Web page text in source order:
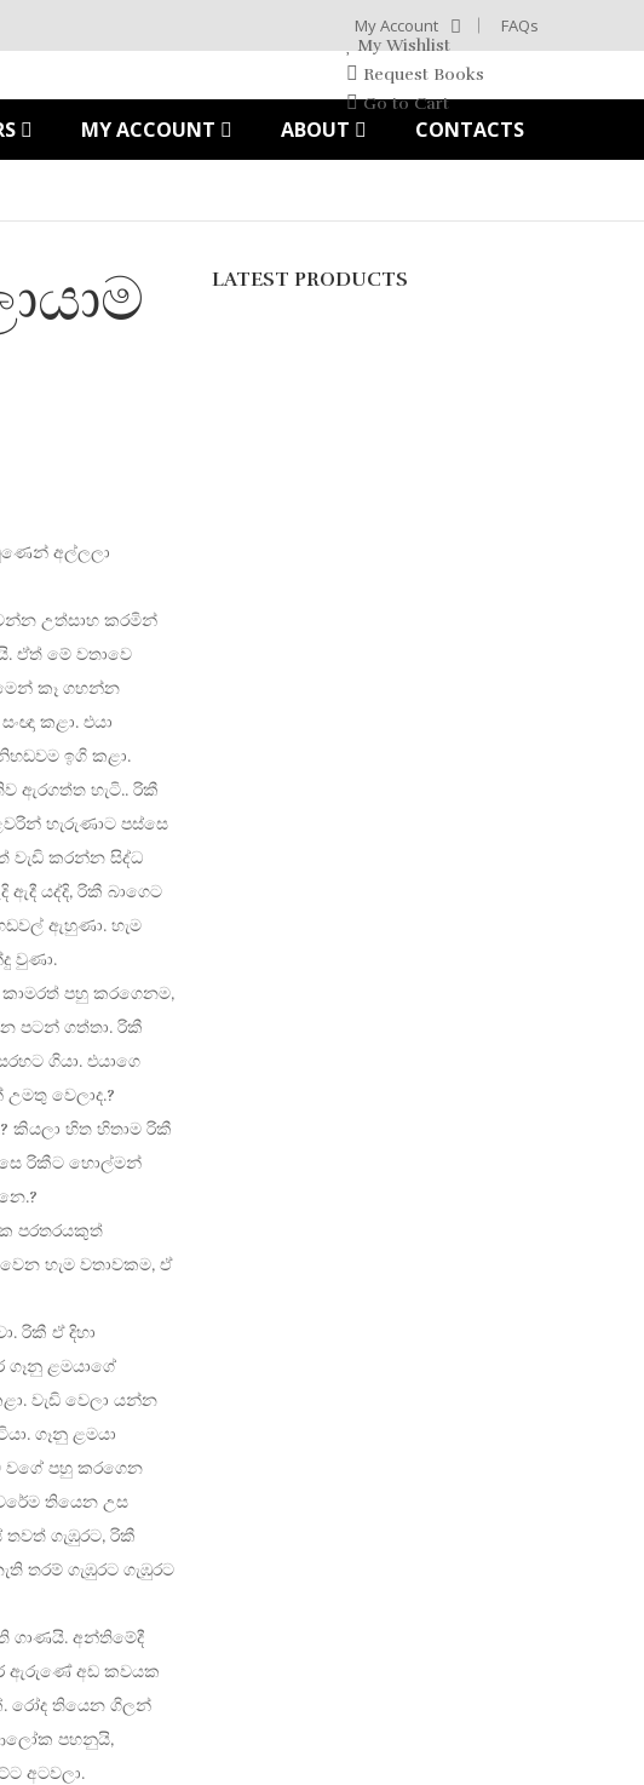
My Account FAQs
My Wishlist
Request Books
Go to Cart
MY ACCOUNT ABOUT CONTACTS
අල්ලලා
උත්සාහ කරමින්
ඒත් මේ වතාවෙ
කෑ ගහන්න
කළා. එයා
ඉගි කළා.
ඇරගත්ත හැටි.. රිකී
හැරුණාට පස්සෙ
වැඩි කරන්න සිද්ධ
යද්දි, රිකී බාගෙට
ඇහුණා. හැම
වුණා.
කාමරත් පහු කරගෙනම,
පටන් ගත්තා. රිකී
ගියා. එයාගෙ
වෙලාද.?
කියලා හිත හිතාම රිකී
රිකීට හොල්මන්
පරතරයකුත්
හැම වතාවකම, ඒ
රිකී ඒ දිහා
ගෑනු ළමයාගේ
වැඩි වෙලා යන්න
ගෑනු ළමයා
වගේ පහු කරගෙන
තියෙන උස
ගැඹුරට, රිකී
තරම් ගැඹුරට ගැඹුරට
ගාණයි. අන්තිමේදී
ඇරුණේ අඩ කවයක
රෝද තියෙන ගිලන්
පහනුයි,
අටවලා.
LATEST PRODUCTS